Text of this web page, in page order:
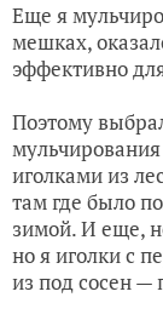
Еще я
мешках,
эффективно
Поэтому
иголками из
там где было
зимой. И еще,
но я иголки с
из под сосен —